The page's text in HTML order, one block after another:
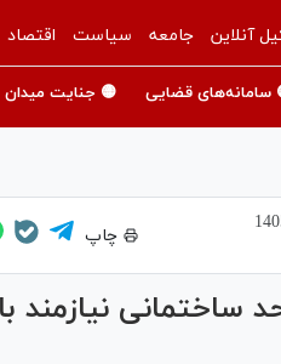
آنلاین جامعه سیاست اقتصاد
سامانه‌های قضایی 🟡 جنایت میدان
چاپ
تکلیف ۲۳ هزار و ۹۴۹ واحد ساختمانی